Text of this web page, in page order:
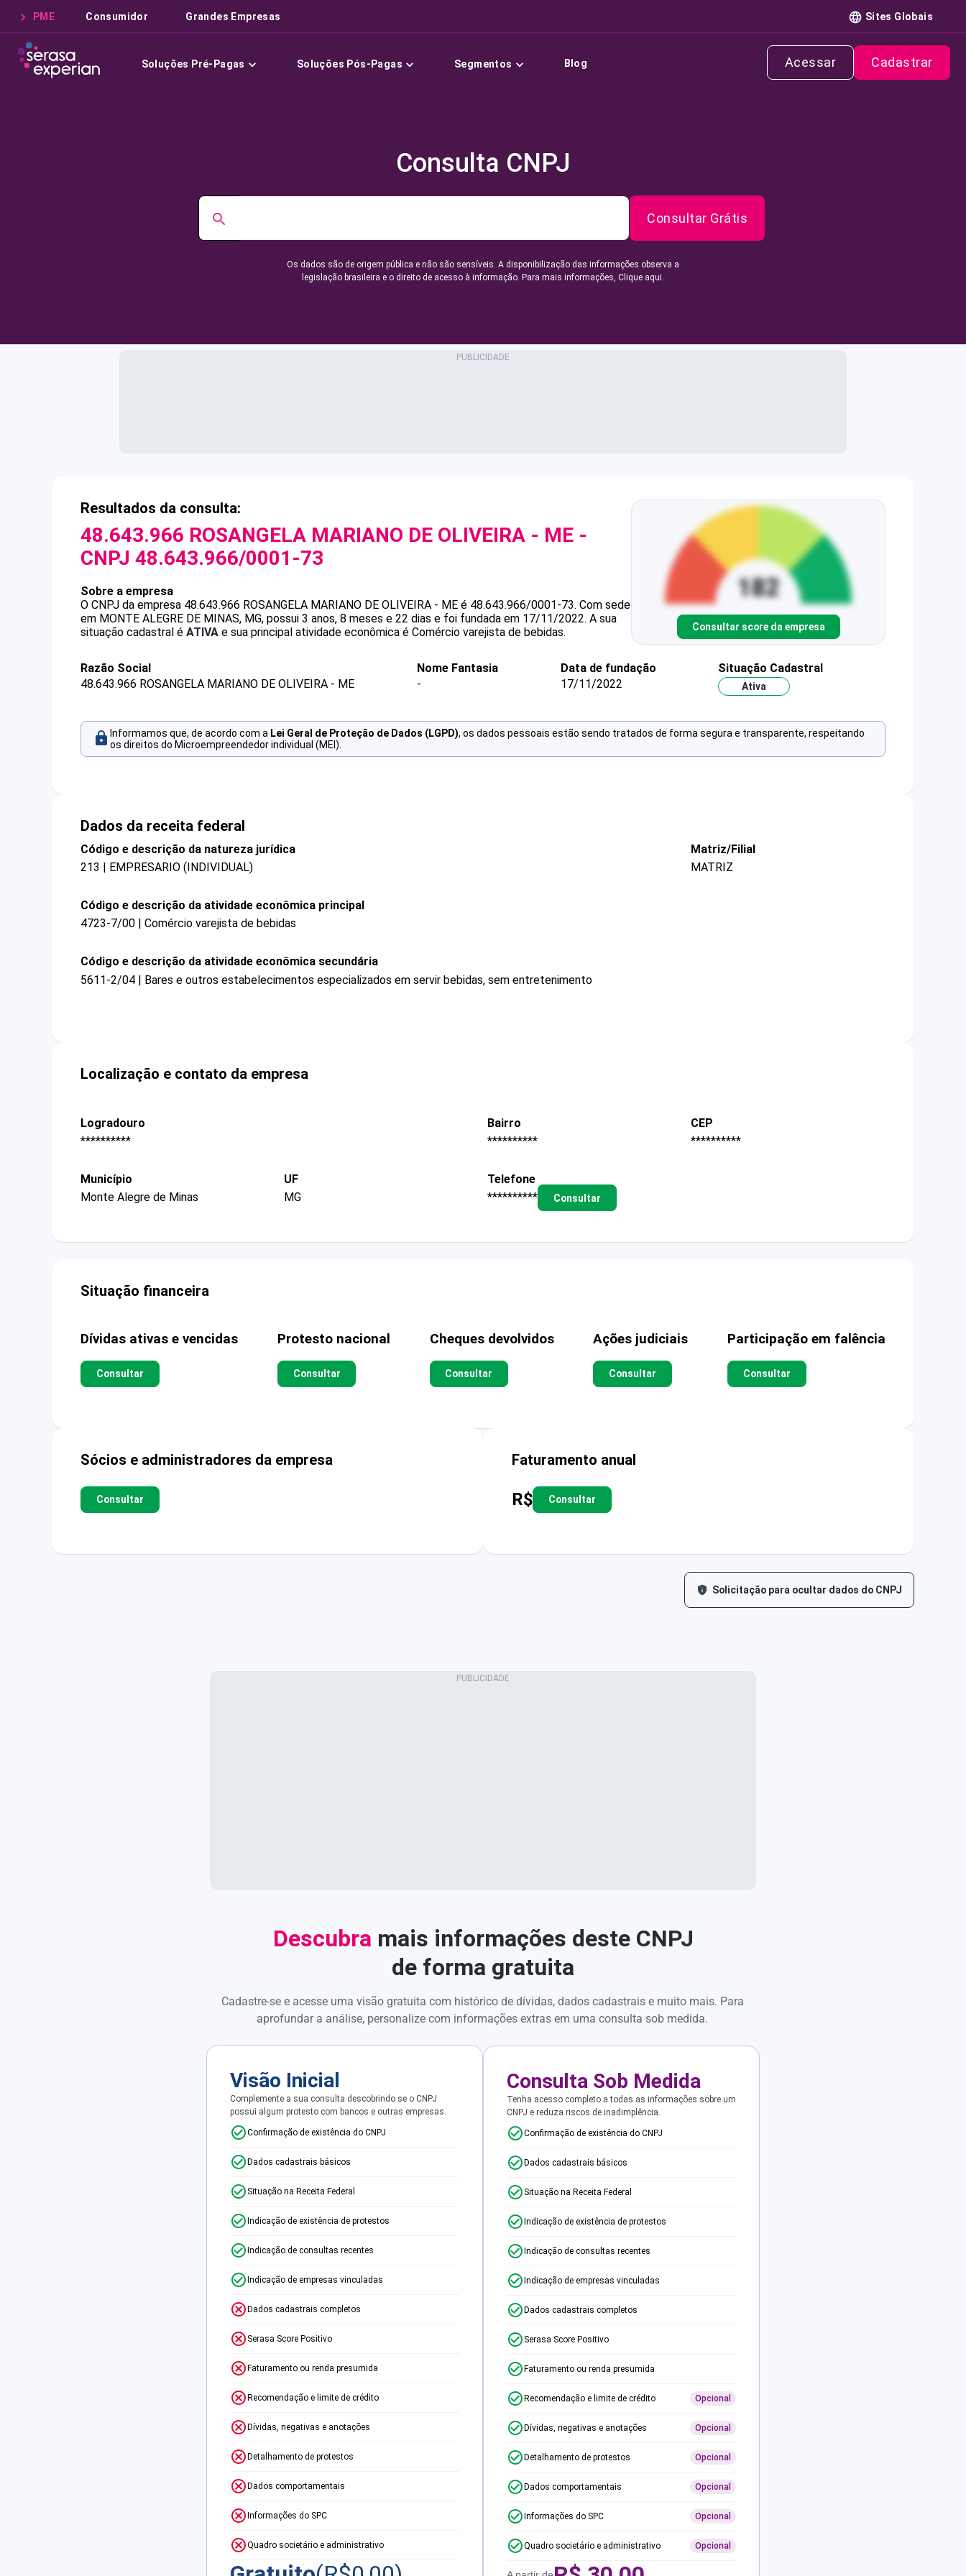
PME Consumidor Grandes Empresas Sites Globais
Soluções Pré-Pagas Soluções Pós-Pagas Segmentos Blog Acessar Cadastrar
Consulta CNPJ
Consultar Grátis
Os dados são de origem pública e não são sensíveis. A disponibilização das informações observa a
legislação brasileira e o direito de acesso à informação. Para mais informações, Clique aqui.
Resultados da consulta:
48.643.966 ROSANGELA MARIANO DE OLIVEIRA - ME -
CNPJ 48.643.966/0001-73
Sobre a empresa
O CNPJ da empresa 48.643.966 ROSANGELA MARIANO DE OLIVEIRA - ME é 48.643.966/0001-73. Com sede
em MONTE ALEGRE DE MINAS, MG, possui 3 anos, 8 meses e 22 dias e foi fundada em 17/11/2022. A sua
situação cadastral é ATIVA e sua principal atividade econômica é Comércio varejista de bebidas. Consultar score da empresa
Razão Social
48.643.966 ROSANGELA MARIANO DE OLIVEIRA - ME
Nome Fantasia
-
Data de fundação
17/11/2022
Situação Cadastral
Ativa
Informamos que, de acordo com a Lei Geral de Proteção de Dados (LGPD), os dados pessoais estão sendo tratados de forma segura e transparente, respeitando
os direitos do Microempreendedor individual (MEI).
Dados da receita federal
Código e descrição da natureza jurídica
213 | EMPRESARIO (INDIVIDUAL)
Matriz/Filial
MATRIZ
Código e descrição da atividade econômica principal
4723-7/00 | Comércio varejista de bebidas
Código e descrição da atividade econômica secundária
5611-2/04 | Bares e outros estabelecimentos especializados em servir bebidas, sem entretenimento
Localização e contato da empresa
Logradouro
**********
Bairro
**********
CEP
**********
Município
Monte Alegre de Minas
UF
MG
Telefone
**********
Consultar
Situação financeira
Dívidas ativas e vencidas
Consultar
Protesto nacional
Consultar
Cheques devolvidos
Consultar
Ações judiciais
Consultar
Participação em falência
Consultar
Sócios e administradores da empresa
Consultar
Faturamento anual
R$ Consultar
Solicitação para ocultar dados do CNPJ
Descubra mais informações deste CNPJ
de forma gratuita
Cadastre-se e acesse uma visão gratuita com histórico de dívidas, dados cadastrais e muito mais. Para
aprofundar a análise, personalize com informações extras em uma consulta sob medida.
Visão Inicial
Complemente a sua consulta descobrindo se o CNPJ
possui algum protesto com bancos e outras empresas.
Confirmação de existência do CNPJ
Dados cadastrais básicos
Situação na Receita Federal
Indicação de existência de protestos
Indicação de consultas recentes
Indicação de empresas vinculadas
Dados cadastrais completos
Serasa Score Positivo
Faturamento ou renda presumida
Recomendação e limite de crédito
Dívidas, negativas e anotações
Detalhamento de protestos
Dados comportamentais
Informações do SPC
Quadro societário e administrativo
Consulta Sob Medida
Tenha acesso completo a todas as informações sobre um
CNPJ e reduza riscos de inadimplência.
Confirmação de existência do CNPJ
Dados cadastrais básicos
Situação na Receita Federal
Indicação de existência de protestos
Indicação de consultas recentes
Indicação de empresas vinculadas
Dados cadastrais completos
Serasa Score Positivo
Faturamento ou renda presumida
Recomendação e limite de crédito Opcional
Dívidas, negativas e anotações Opcional
Detalhamento de protestos Opcional
Dados comportamentais Opcional
Informações do SPC Opcional
Quadro societário e administrativo Opcional